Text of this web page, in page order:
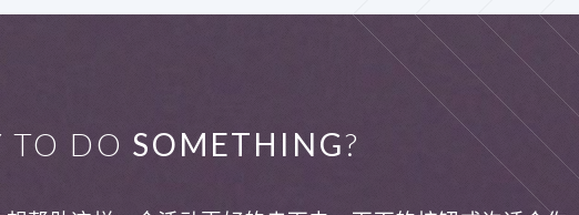
TO DO SOMETHING?